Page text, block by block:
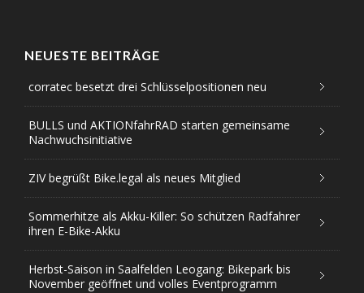
NEUESTE BEITRÄGE
corratec besetzt drei Schlüsselpositionen neu
BULLS und AKTIONfahrRAD starten gemeinsame
Nachwuchsinitiative
ZIV begrüßt Bike.legal als neues Mitglied
Sommerhitze als Akku-Killer: So schützen Radfahrer
ihren E-Bike-Akku
Herbst-Saison in Saalfelden Leogang: Bikepark bis
November geöffnet und volles Eventprogramm